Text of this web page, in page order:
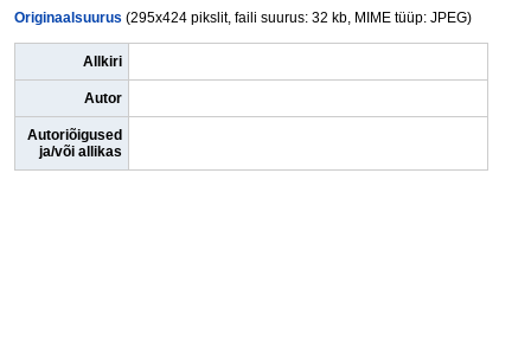
Originaalsuurus (295x424 pikslit, faili suurus: 32 kb, MIME tüüp: JPEG)
Allkiri
Autor
Autoriõigused
ja/või allikas